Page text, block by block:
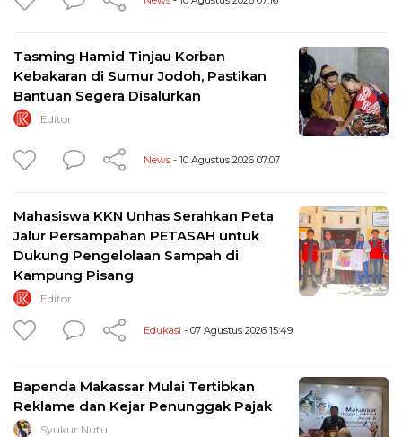
Tasming Hamid Tinjau Korban
Kebakaran di Sumur Jodoh, Pastikan
Bantuan Segera Disalurkan
Editor
News - 10 Agustus 2026 07:07
Mahasiswa KKN Unhas Serahkan Peta
Jalur Persampahan PETASAH untuk
Dukung Pengelolaan Sampah di
Kampung Pisang
Editor
Edukasi - 07 Agustus 2026 15:49
Bapenda Makassar Mulai Tertibkan
Reklame dan Kejar Penunggak Pajak
Syukur Nutu